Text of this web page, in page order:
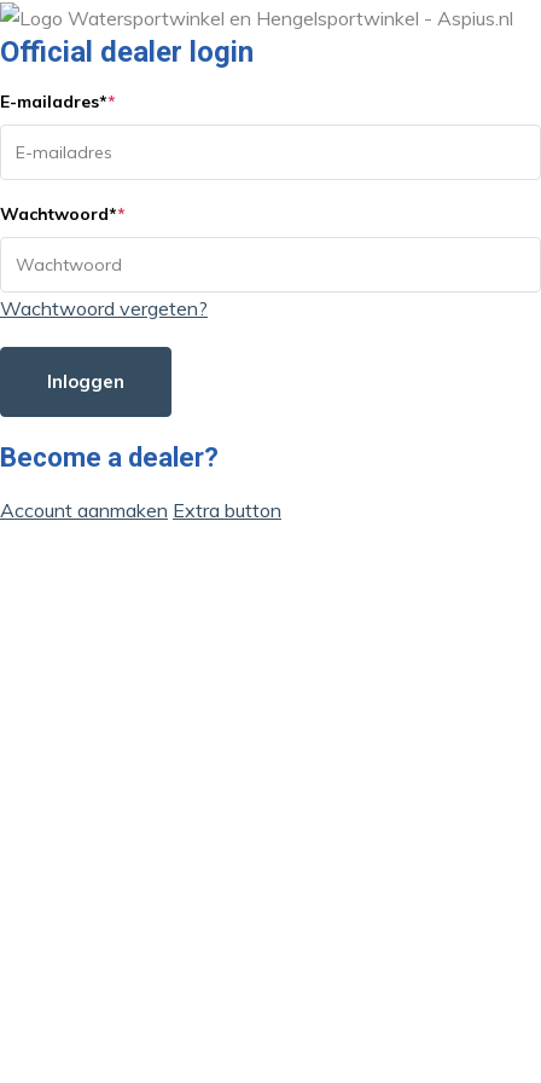
Official dealer login
E-mailadres**
Wachtwoord**
Wachtwoord vergeten?
Inloggen
Become a dealer?
Account aanmaken Extra button